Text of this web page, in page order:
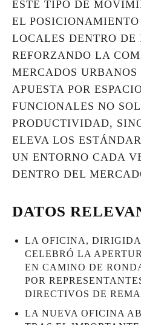
ESTE TIPO DE
EL
LOCALES DENTRO DE
REFORZANDO LA
MERCADOS
APUESTA POR
FUNCIONALES NO
PRODUCTIVIDAD,
ELEVA LOS
UN ENTORNO CADA
DENTRO DEL
DATOS
LA OFICINA,
CELEBRÓ LA
EN CAMINO DE
POR
DIRECTIVOS DE
LA NUEVA OFICINA